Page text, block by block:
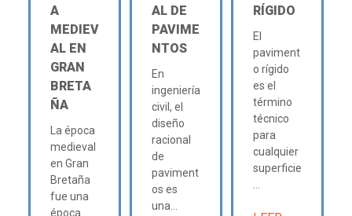
A
MEDIEV
AL EN
GRAN
BRETA
ÑA
La época
medieval
en Gran
Bretaña
fue una
época
AL DE
PAVIME
NTOS
En
ingeniería
civil, el
diseño
racional
de
paviment
os es
una...
RÍGIDO
El
paviment
o rígido
es el
término
técnico
para
cualquier
superficie